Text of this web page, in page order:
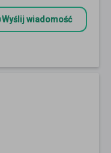
Wyślij wiadomość